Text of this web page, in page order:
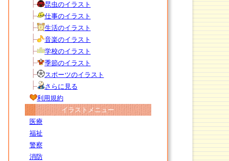
昆虫のイラスト
仕事のイラスト
生活のイラスト
音楽のイラスト
学校のイラスト
季節のイラスト
スポーツのイラスト
さらに見る
利用規約
イラストメニュー
医療
福祉
警察
消防